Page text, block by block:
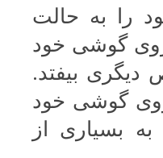
را به حالت
روی گوشی خود
بیفتد.
روی گوشی خود
بسیاری از